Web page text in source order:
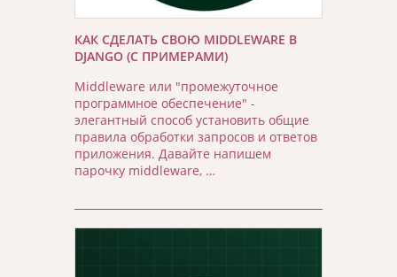
КАК СДЕЛАТЬ СВОЮ MIDDLEWARE В
DJANGO (С ПРИМЕРАМИ)
Middleware или "промежуточное
программное обеспечение" -
элегантный способ установить общие
правила обработки запросов и ответов
приложения. Давайте напишем
парочку middleware, …